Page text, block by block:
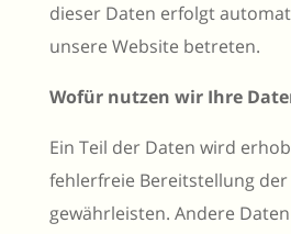
dieser Daten erfolgt
unsere Website betreten.
Wofür nutzen wir Ihre
Ein Teil der Daten wird
fehlerfreie Bereitstellung der
gewährleisten. Andere